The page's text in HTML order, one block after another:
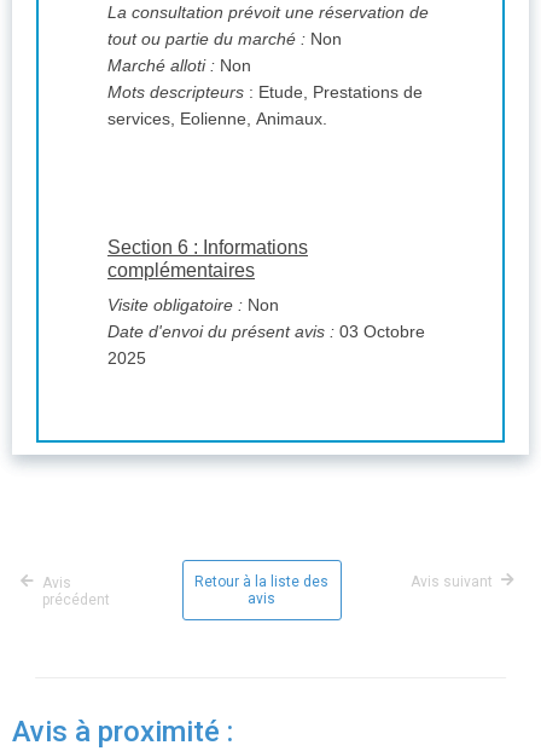
La consultation prévoit une réservation de
tout ou partie du marché : Non
Marché alloti : Non
Mots descripteurs : Etude, Prestations de
services, Eolienne, Animaux.
Section 6 : Informations
complémentaires
Visite obligatoire : Non
Date d'envoi du présent avis : 03 Octobre
2025
Avis
précédent
Retour à la liste des
avis
Avis suivant
Avis à proximité :